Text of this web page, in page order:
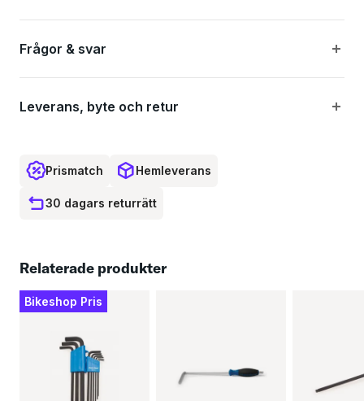
Frågor & svar
Leverans, byte och retur
Prismatch Hemleverans
30 dagars returrätt
Relaterade produkter
Bikeshop Pris